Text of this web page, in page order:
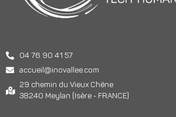
04 76 90 41 57
accueil@inovallee.com
29 chemin du Vieux Chêne
38240 Meylan (Isère - FRANCE)